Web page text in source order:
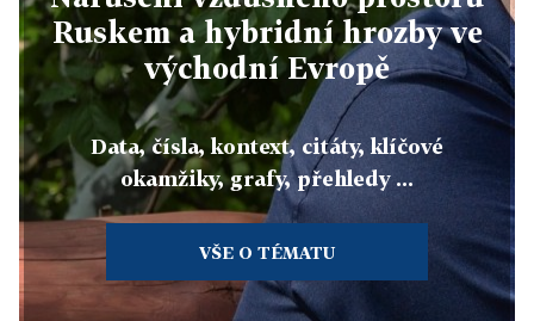
Ruskem a hybridní hrozby ve
východní Evropě
Data, čísla, kontext, citáty, klíčové
okamžiky, grafy, přehledy ...
VŠE O TÉMATU